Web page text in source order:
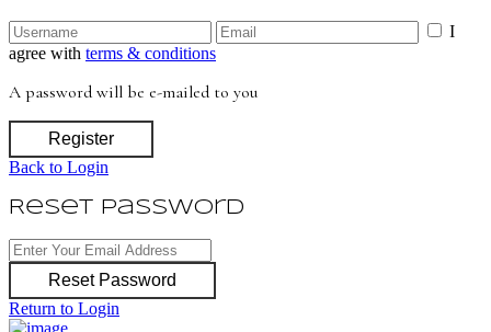
I
agree with terms & conditions
A password will be e-mailed to you
Register
Back to Login
Reset Password
Reset Password
Return to Login